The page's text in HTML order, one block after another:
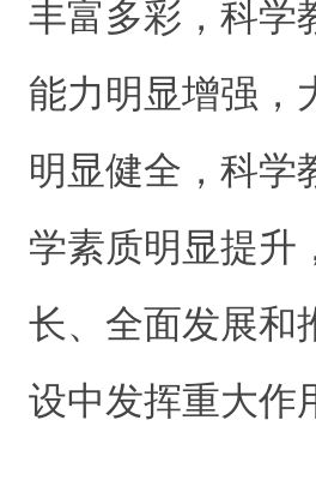
丰富多彩，科学
能力明显增强，
明显健全，科学
学素质明显提升
长、全面发展和
设中发挥重大作